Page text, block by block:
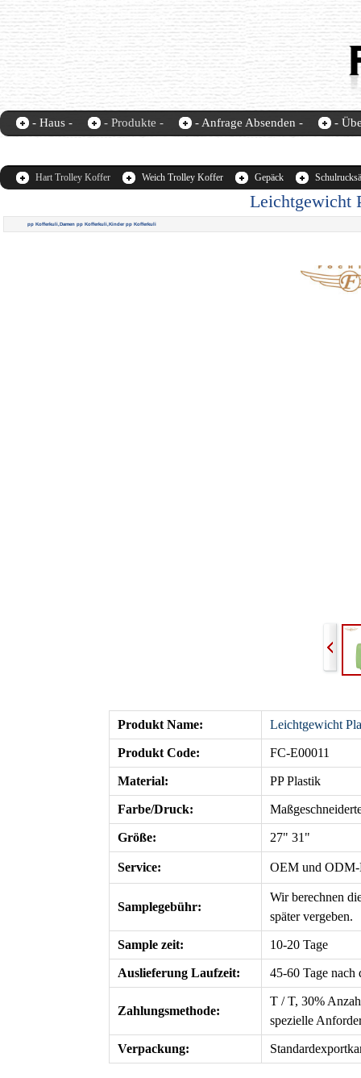
Fochier-home contact us
- Haus - - Produkte - - Anfrage Absenden - -
Hart Trolley Koffer Weich Trolley Koffer Gepäck
Leichtgewicht
pp Kofferkuli,Damen pp Kofferkuli,Kinder pp Kofferkuli
Produkt Name: Leichtgewicht
Produkt Code: FC-E00011
Material: PP Plastik
Farbe/Druck:
Größe: 27" 31"
Service: OEM und ODM-
Samplegebühr:
Wir berechnen
später vergeben.
Sample zeit: 10-20 Tage
Auslieferung Laufzeit: 45-60 Tage nach
Zahlungsmethode:
T / T, 30%
spezielle
Verpackung: